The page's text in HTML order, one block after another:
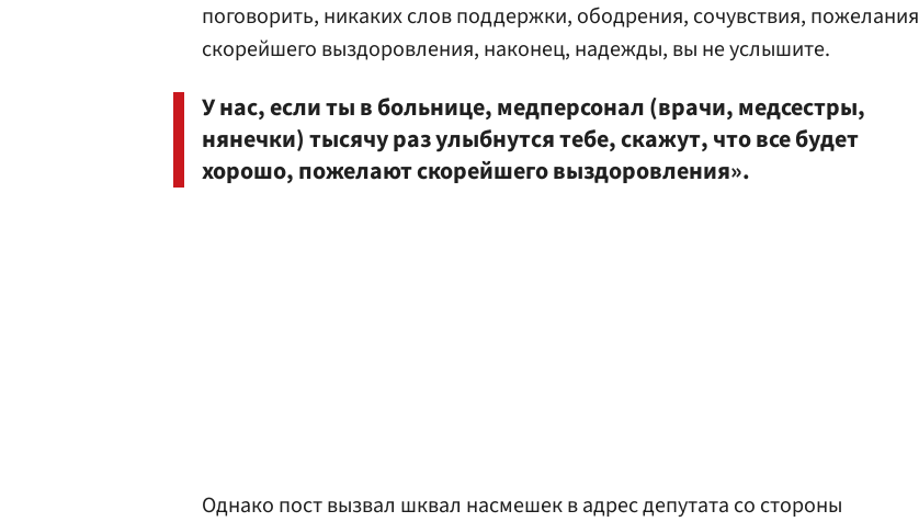
поговорить, никаких слов поддержки, ободрения, сочувствия, пожелания
скорейшего выздоровления, наконец, надежды, вы не услышите.
У нас, если ты в больнице, медперсонал (врачи, медсестры,
нянечки) тысячу раз улыбнутся тебе, скажут, что все будет
хорошо, пожелают скорейшего выздоровления».
Однако пост вызвал шквал насмешек в адрес депутата со стороны